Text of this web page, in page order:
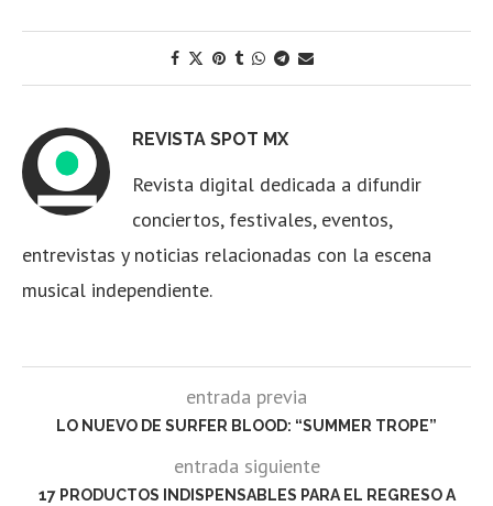
REVISTA SPOT MX
Revista digital dedicada a difundir
conciertos, festivales, eventos,
entrevistas y noticias relacionadas con la escena
musical independiente.
entrada previa
LO NUEVO DE SURFER BLOOD: “SUMMER TROPE”
entrada siguiente
17 PRODUCTOS INDISPENSABLES PARA EL REGRESO A